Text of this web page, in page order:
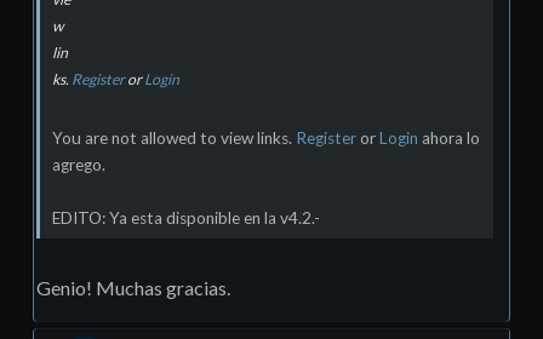
w
lin
ks. RegisterorLogin
You are not allowed to view links. RegisterorLogin ahora lo
agrego.
EDITO: Ya esta disponible en la v4.2.-
Genio! Muchas gracias.